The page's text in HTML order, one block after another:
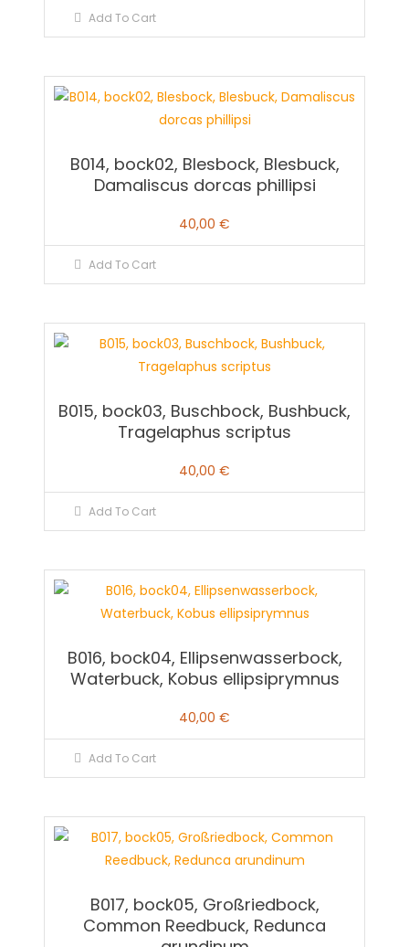
Add To Cart
B014, bock02, Blesbock, Blesbuck,
Damaliscus dorcas phillipsi
40,00 €
Add To Cart
B015, bock03, Buschbock, Bushbuck,
Tragelaphus scriptus
40,00 €
Add To Cart
B016, bock04, Ellipsenwasserbock,
Waterbuck, Kobus ellipsiprymnus
40,00 €
Add To Cart
B017, bock05, Großriedbock,
Common Reedbuck, Redunca